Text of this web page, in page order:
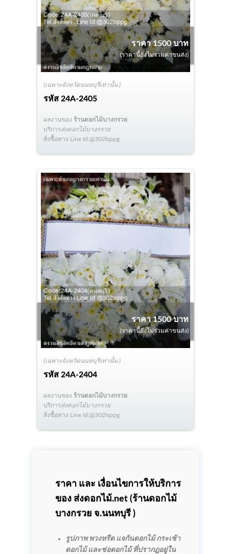
(เฉพาะจังหวัดนนทบุรีเท่านั้น )
รหัส 24A-2405
ราคา 1500 บาท
(ราคานี้ยังไม่รวมค่าขนส่ง)
ผลงานของ ร้านดอกไม้บางกรวย
บริการส่งดอกไม้บางกรวย
สั่งซื้อทาง Line Id:@302lsppg
(เฉพาะจังหวัดนนทบุรีเท่านั้น )
รหัส 24A-2404
ราคา 1500 บาท
(ราคานี้ยังไม่รวมค่าขนส่ง)
ผลงานของ ร้านดอกไม้บางกรวย
บริการส่งดอกไม้บางกรวย
สั่งซื้อทาง Line Id:@302lsppg
ราคา และ เงื่อนไขการให้บริการ
ของ ส่งดอกไม้.net (ร้านดอกไม้
บางกรวย จ.นนทบุรี )
รูปภาพ พวงหรีด แจกันดอกไม้ กระเช้า
ดอกไม้ และช่อดอกไม้ ที่ปรากฎอยู่ใน